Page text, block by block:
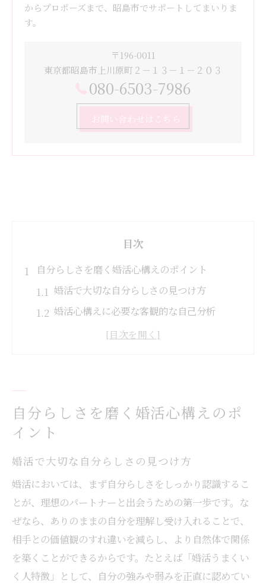
からプロポーズまで、昭島市でサポートしてまいりま
す。
〒196-0011
東京都昭島市上川原町２－１３－１－２０３
080-6503-7986
お問い合わせはこちら
目次
自分らしさを磨く婚活心構えのポイント
婚活で大切な自分らしさの見つけ方
婚活心構えに必要な客観的な自己分析
婚 活 大切なことを意識した自分磨きの方法
ト
婚活成功へ導く心の準備と本質的な考え方
プ
婚活に必要な安定感と誠実な姿勢の育て方
婚活成功のための本質的な考え方とは何か
婚 活 準備 女性が意識すべきポイントまとめ
婚 活 必要なことを押さえる心構えのヒント
理想の結婚像を見極めるために大切な視点
自分らしさを磨く婚活心構えのポ
イント
婚活で大切な自分らしさの見つけ方
婚活においては、まず自分らしさをしっかり認識するこ
とが、理想のパートナーと出会うための第一歩です。な
ぜなら、ありのままの自分を理解し受け入れることで、
相手との価値観のすれ違いを減らし、より自然体で関係
を築くことができるからです。たとえば「婚活うまくい
く人特徴」として、自分の強みや弱みを正直に認めてい